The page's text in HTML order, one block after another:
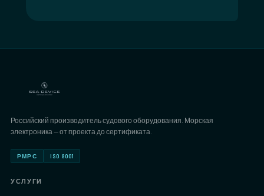
Российский производитель судового оборудования. Морская
электроника — от проекта до сертификата.
РМРС ISO 9001
УСЛУГИ